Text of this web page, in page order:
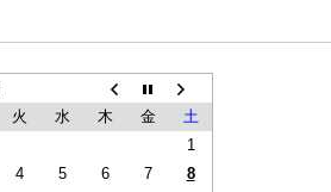
火 水 木 金
土
1
4 5 6 7
8